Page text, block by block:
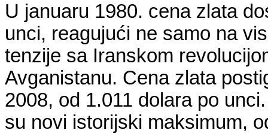
U januaru 1980. cena zlata
unci, reagujući ne samo na
tenzije sa Iranskom
Avganistanu. Cena zlata
2008, od 1.011 dolara po
su novi istorijski maksimum,